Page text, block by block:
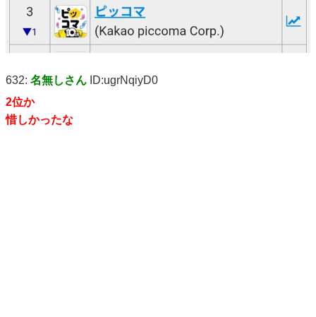
632: 名無しさん ID:ugrNqiyD0
2位か
惜しかったな